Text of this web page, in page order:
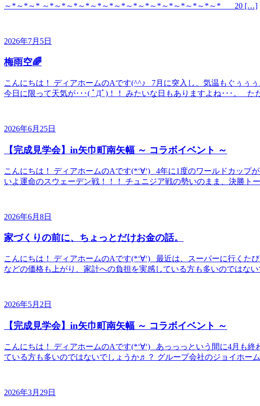
～*～*～* ～*～*～*～*～*～*～*～*～*～*～*～*～*～*～* 20 […]
2026年7月5日
梅雨空🌈
こんにちは！ ディアホームのAです(^^♪ 7月に突入し、気温もぐぅぅ
今日に限って天気が･･･( ﾟДﾟ)！！ みたいな日もありますよね･･･。
2026年6月25日
【完成見学会】in矢巾町南矢幅 ～ コラボイベント ～
こんにちは！ ディアホームのAです(*‘∀‘) 4年に1度のワールドカップ
いよ運命のスウェーデン戦！！！ チュニジア戦の勢いのまま、決勝
2026年6月8日
家づくりの前に、ちょっとだけお金の話。
こんにちは！ ディアホームのAです(*‘∀‘) 最近は、スーパーに行くた
などの価格も上がり、家計への負担を実感している方も多いのではな
2026年5月2日
【完成見学会】in矢巾町南矢幅 ～ コラボイベント ～
こんにちは！ ディアホームのAです(*‘∀‘) あっっっという間に4月も
ている方も多いのではないでしょうか♬？ グループ会社のジョイホー
2026年3月29日